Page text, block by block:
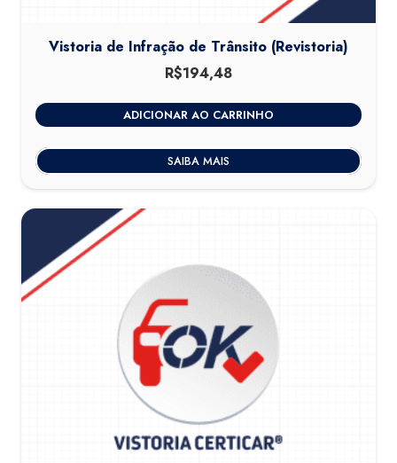
Vistoria de Infração de Trânsito (Revistoria)
R$194,48
ADICIONAR AO CARRINHO
SAIBA MAIS